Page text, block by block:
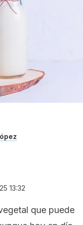
13:32
que puede